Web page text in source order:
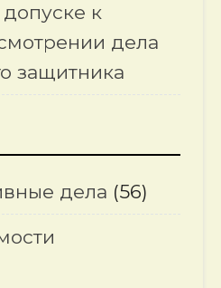
к
дела
защитника
дела (56)